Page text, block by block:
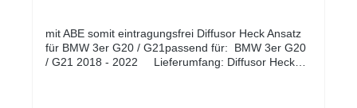
mit ABE somit eintragungsfrei Diffusor Heck Ansatz
für BMW 3er G20 / G21passend für: BMW 3er G20
/ G21 2018 - 2022 Lieferumfang: Diffusor Heck